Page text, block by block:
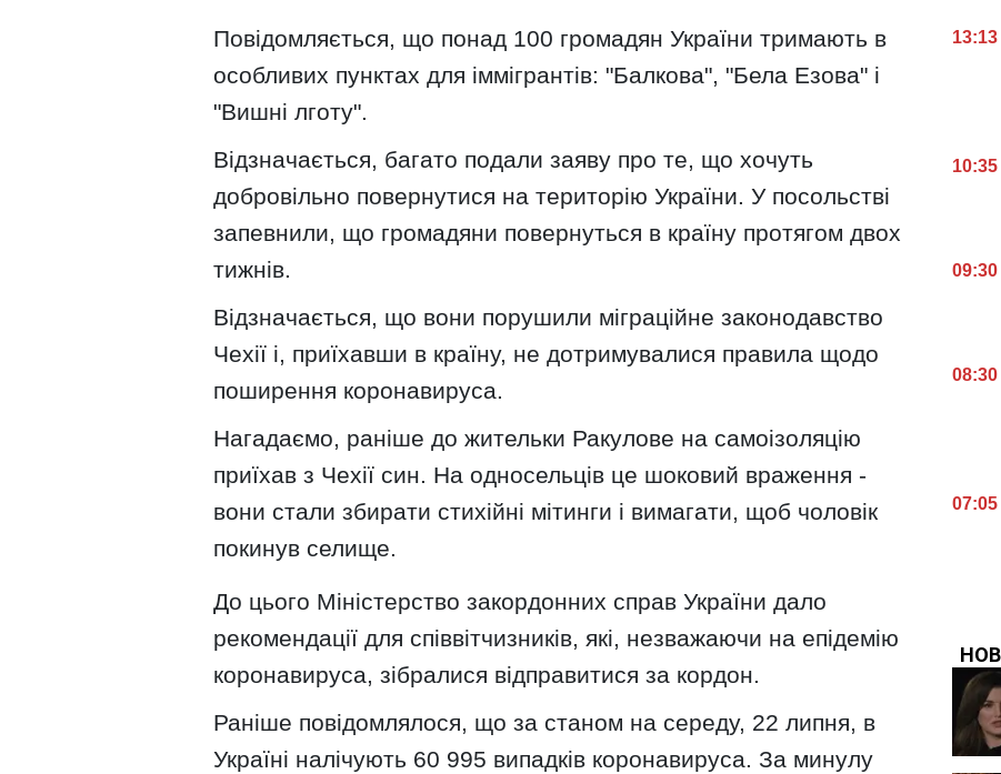
Повідомляється, що понад 100 громадян України тримають в
особливих пунктах для іммігрантів: "Балкова", "Бела Езова" і
"Вишні лготу".
Відзначається, багато подали заяву про те, що хочуть
добровільно повернутися на територію України. У посольстві
запевнили, що громадяни повернуться в країну протягом двох
тижнів.
Відзначається, що вони порушили міграційне законодавство
Чехії і, приїхавши в країну, не дотримувалися правила щодо
поширення коронавируса.
Нагадаємо, раніше до жительки Ракулове на самоізоляцію
приїхав з Чехії син. На односельців це шоковий враження -
вони стали збирати стихійні мітинги і вимагати, щоб чоловік
покинув селище.
До цього Міністерство закордонних справ України дало
рекомендації для співвітчизників, які, незважаючи на епідемію
коронавируса, зібралися відправитися за кордон.
Раніше повідомлялося, що за станом на середу, 22 липня, в
Україні налічують 60 995 випадків коронавируса. За минулу
13:13
10:35
09:30
08:30
07:05